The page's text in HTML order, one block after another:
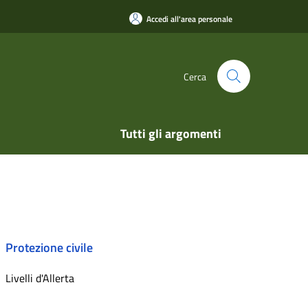
Accedi all'area personale
Cerca
Tutti gli argomenti
Protezione civile
Livelli d'Allerta